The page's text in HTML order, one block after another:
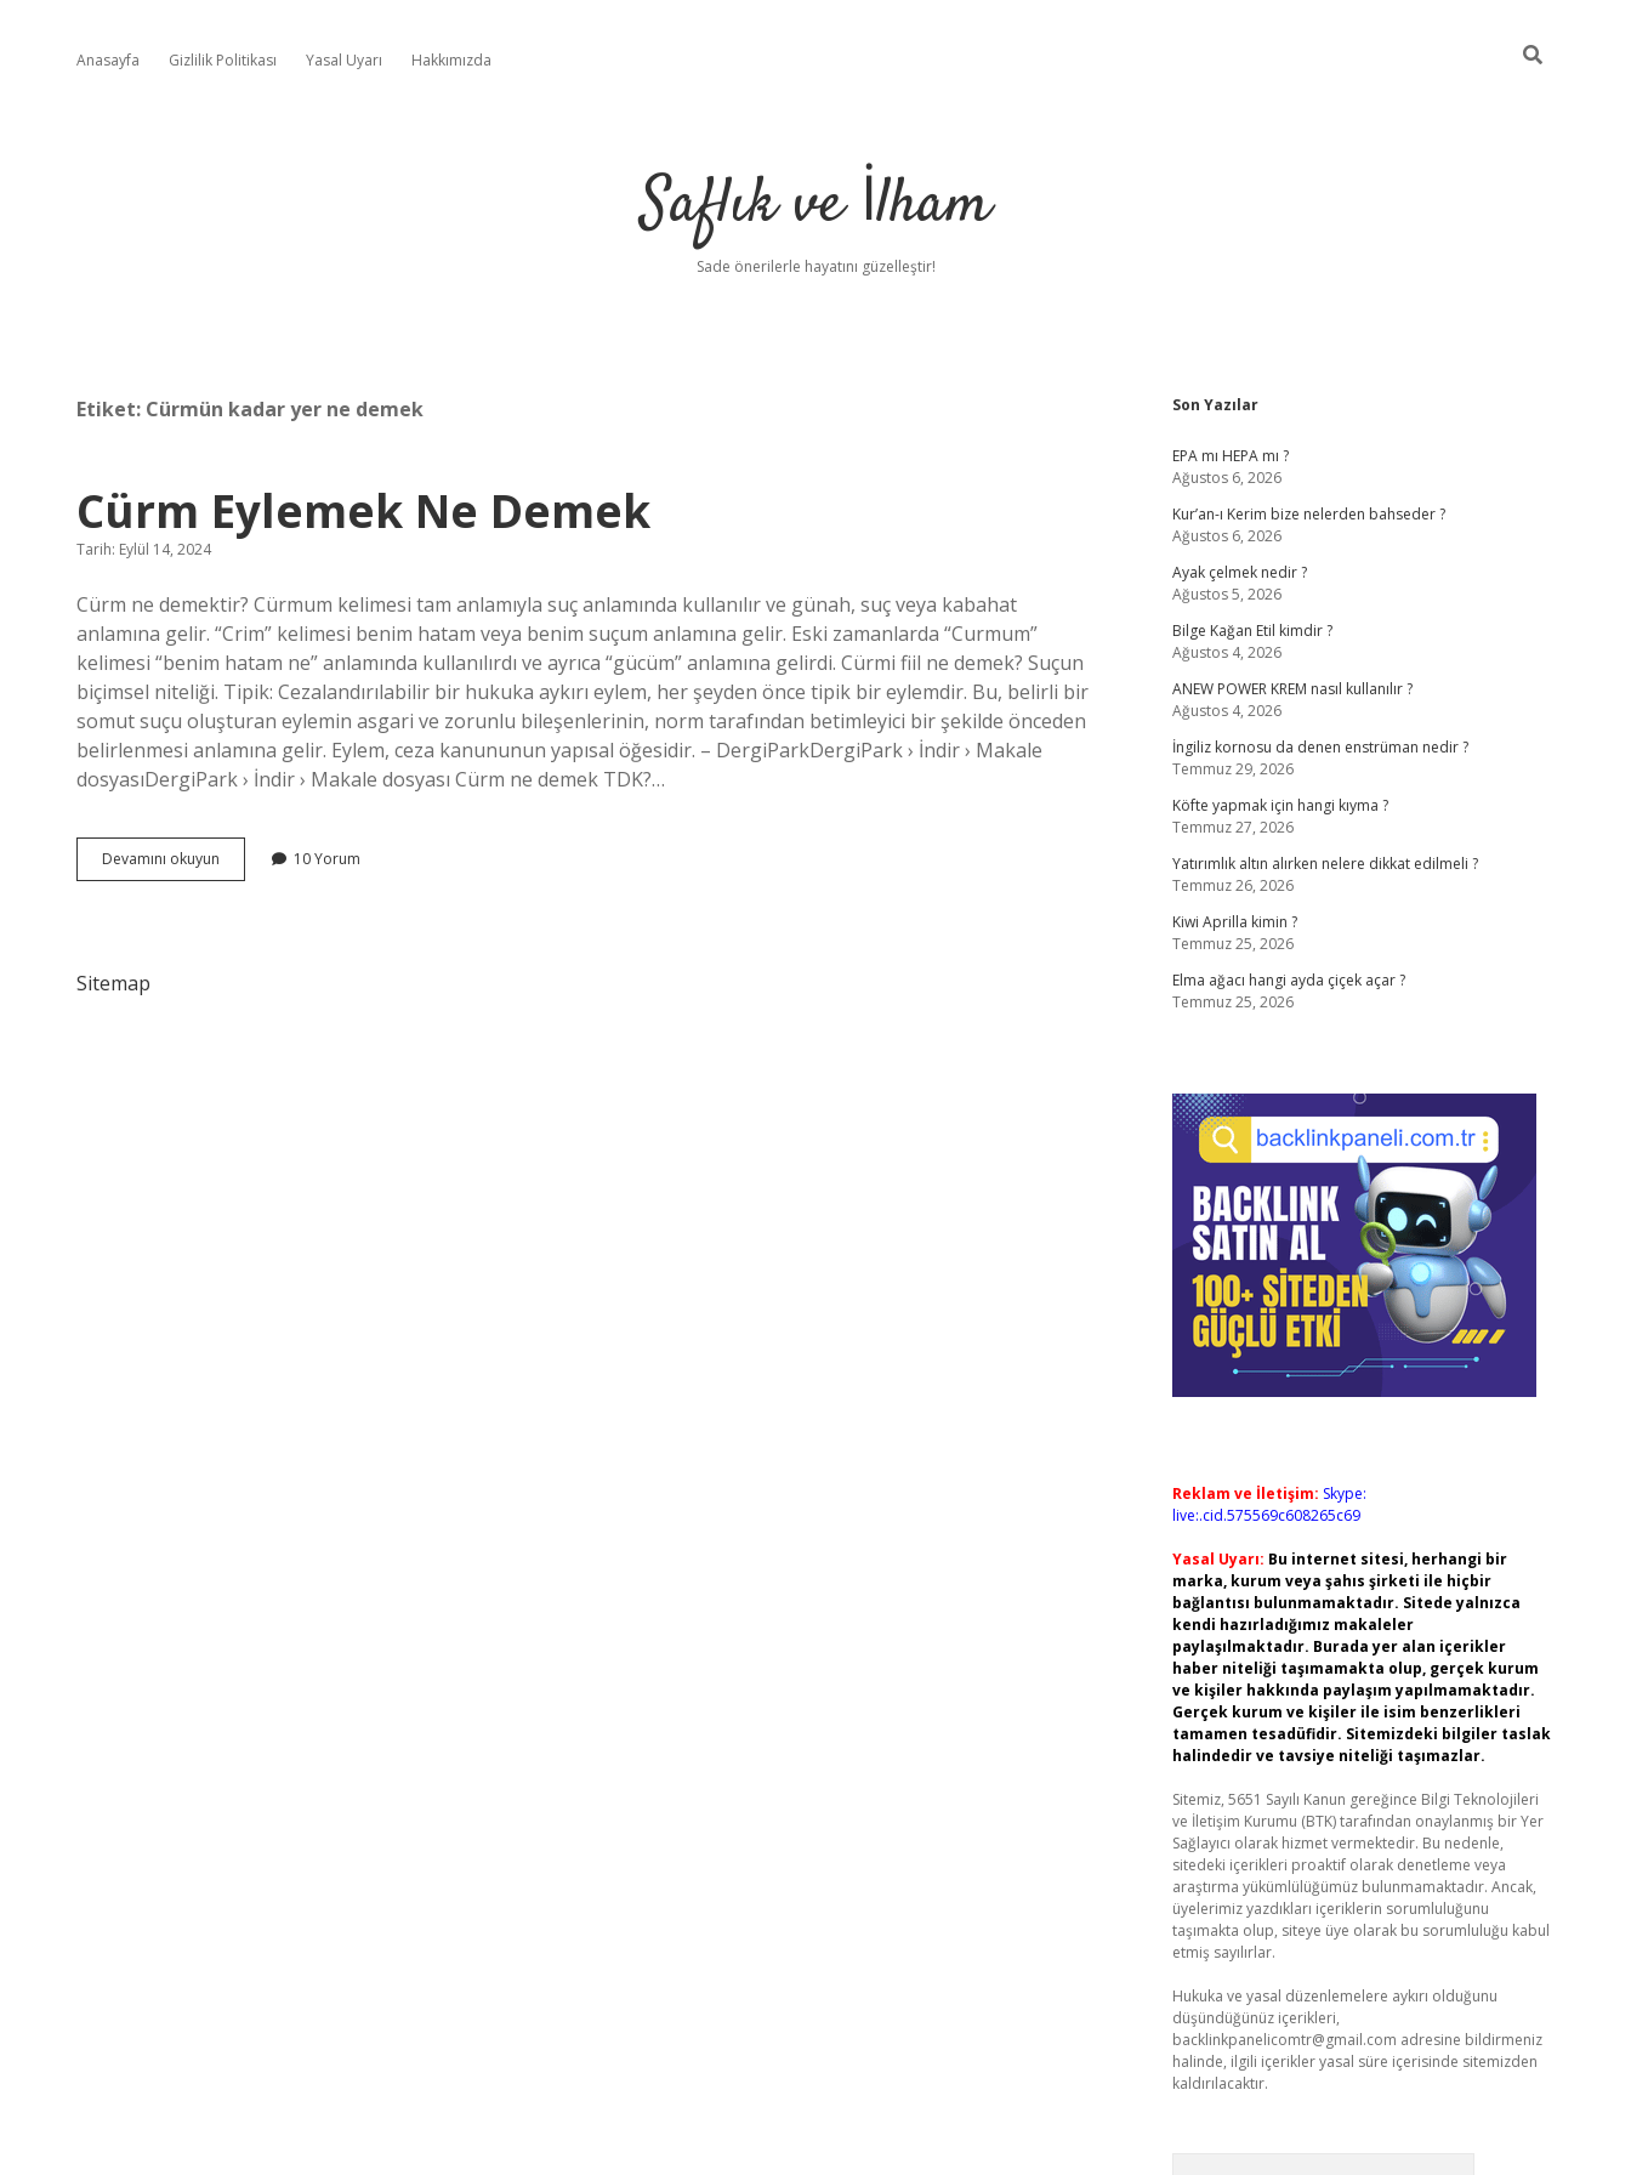
Anasayfa Gizlilik Politikası Yasal Uyarı Hakkımızda
Saflık ve İlham
Sade önerilerle hayatını güzelleştir!
Etiket: Cürmün kadar yer ne demek
Cürm Eylemek Ne Demek
Tarih: Eylül 14, 2024
Cürm ne demektir? Cürmum kelimesi tam anlamıyla suç anlamında kullanılır ve günah, suç veya kabahat
anlamına gelir. “Crim” kelimesi benim hatam veya benim suçum anlamına gelir. Eski zamanlarda “Curmum”
kelimesi “benim hatam ne” anlamında kullanılırdı ve ayrıca “gücüm” anlamına gelirdi. Cürmi fiil ne demek? Suçun
biçimsel niteliği. Tipik: Cezalandırılabilir bir hukuka aykırı eylem, her şeyden önce tipik bir eylemdir. Bu, belirli bir
somut suçu oluşturan eylemin asgari ve zorunlu bileşenlerinin, norm tarafından betimleyici bir şekilde önceden
belirlenmesi anlamına gelir. Eylem, ceza kanununun yapısal öğesidir. – DergiParkDergiPark › İndir › Makale
dosyasıDergiPark › İndir › Makale dosyası Cürm ne demek TDK?…
Devamını okuyun
Eylemek
10 Yorum
Sitemap
Sidebar
Son Yazılar
EPA mı HEPA mı ?
Ağustos 6, 2026
Kur’an-ı Kerim bize nelerden bahseder ?
Ağustos 6, 2026
Ayak çelmek nedir ?
Ağustos 5, 2026
Bilge Kağan Etil kimdir ?
Ağustos 4, 2026
ANEW POWER KREM nasıl kullanılır ?
Ağustos 4, 2026
İngiliz kornosu da denen enstrüman nedir ?
Temmuz 29, 2026
Köfte yapmak için hangi kıyma ?
Temmuz 27, 2026
Yatırımlık altın alırken nelere dikkat edilmeli ?
Temmuz 26, 2026
Kiwi Aprilla kimin ?
Temmuz 25, 2026
Elma ağacı hangi ayda çiçek açar ?
Temmuz 25, 2026
Reklam ve İletişim: Skype:
live:.cid.575569c608265c69
Yasal Uyarı: Bu internet sitesi, herhangi bir
marka, kurum veya şahıs şirketi ile hiçbir
bağlantısı bulunmamaktadır. Sitede yalnızca
kendi hazırladığımız makaleler
paylaşılmaktadır. Burada yer alan içerikler
haber niteliği taşımamakta olup, gerçek kurum
ve kişiler hakkında paylaşım yapılmamaktadır.
Gerçek kurum ve kişiler ile isim benzerlikleri
tamamen tesadüfidir. Sitemizdeki bilgiler taslak
halindedir ve tavsiye niteliği taşımazlar.
Sitemiz, 5651 Sayılı Kanun gereğince Bilgi Teknolojileri
ve İletişim Kurumu (BTK) tarafından onaylanmış bir Yer
Sağlayıcı olarak hizmet vermektedir. Bu nedenle,
sitedeki içerikleri proaktif olarak denetleme veya
araştırma yükümlülüğümüz bulunmamaktadır. Ancak,
üyelerimiz yazdıkları içeriklerin sorumluluğunu
taşımakta olup, siteye üye olarak bu sorumluluğu kabul
etmiş sayılırlar.
Hukuka ve yasal düzenlemelere aykırı olduğunu
düşündüğünüz içerikleri,
backlinkpanelicomtr@gmail.com adresine bildirmeniz
halinde, ilgili içerikler yasal süre içerisinde sitemizden
kaldırılacaktır.